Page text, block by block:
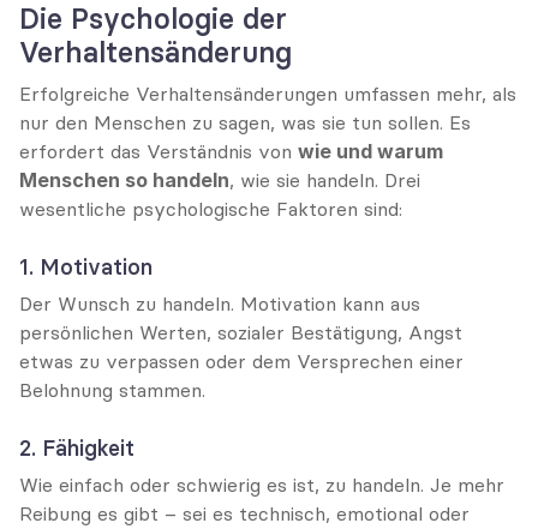
Die Psychologie der
Verhaltensänderung
Erfolgreiche Verhaltensänderungen umfassen mehr, als
nur den Menschen zu sagen, was sie tun sollen. Es
erfordert das Verständnis von wie und warum
Menschen so handeln, wie sie handeln. Drei
wesentliche psychologische Faktoren sind:
1. Motivation
Der Wunsch zu handeln. Motivation kann aus
persönlichen Werten, sozialer Bestätigung, Angst
etwas zu verpassen oder dem Versprechen einer
Belohnung stammen.
2. Fähigkeit
Wie einfach oder schwierig es ist, zu handeln. Je mehr
Reibung es gibt – sei es technisch, emotional oder